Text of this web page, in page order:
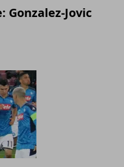
Gonzalez-Jovic